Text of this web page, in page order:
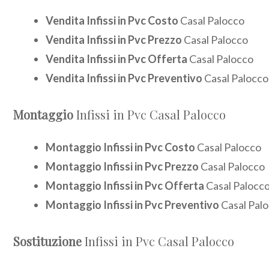
Vendita Infissi in Pvc Costo Casal Palocco
Vendita Infissi in Pvc Prezzo Casal Palocco
Vendita Infissi in Pvc Offerta Casal Palocco
Vendita Infissi in Pvc Preventivo Casal Palocco
MontaggioInfissi in Pvc Casal Palocco
Montaggio Infissi in Pvc Costo Casal Palocco
Montaggio Infissi in Pvc Prezzo Casal Palocco
Montaggio Infissi in Pvc Offerta Casal
Montaggio Infissi in Pvc Preventivo Casal
SostituzioneInfissi in Pvc Casal Palocco